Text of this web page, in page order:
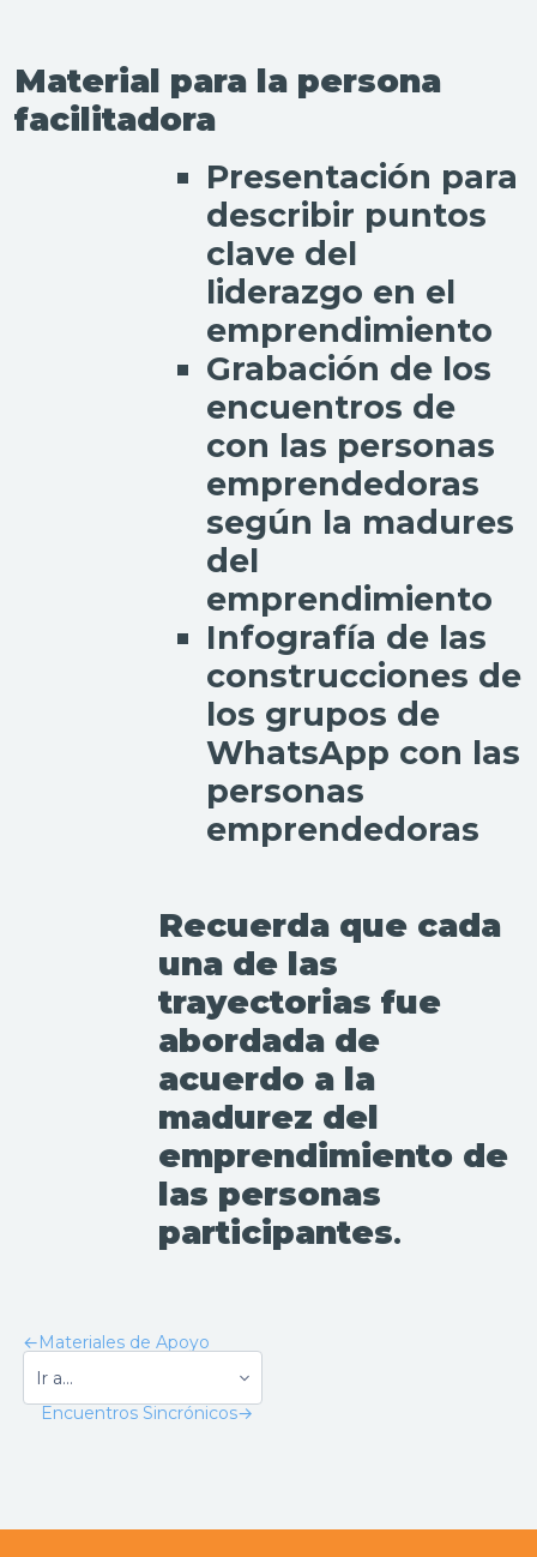
Material para la persona
facilitadora
Presentación para
describir puntos
clave del
liderazgo en el
emprendimiento
Grabación de los
encuentros de
con las personas
emprendedoras
según la madures
del
emprendimiento
Infografía de las
construcciones de
los grupos de
WhatsApp con las
personas
emprendedoras
Recuerda que cada
una de las
trayectorias fue
abordada de
acuerdo a la
madurez del
emprendimiento de
las personas
participantes.
←Materiales de Apoyo
→
Encuentros Sincrónicos